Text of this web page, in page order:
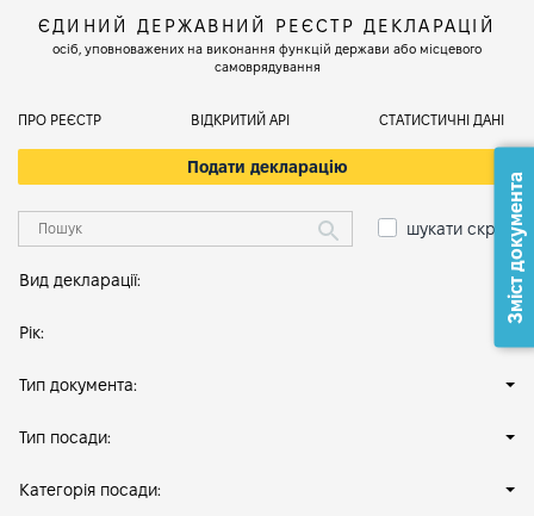
ЄДИНИЙ ДЕРЖАВНИЙ РЕЄСТР ДЕКЛАРАЦІЙ
осіб, уповноважених на виконання функцій держави або місцевого
самоврядування
ПРО РЕЄСТР ВІДКРИТИЙ АРІ СТАТИСТИЧНІ ДАНІ
Подати декларацію
шукати скрізь
Вид декларації:
Рік:
Тип документа:
Тип посади:
Категорія посади:
Зміст документа